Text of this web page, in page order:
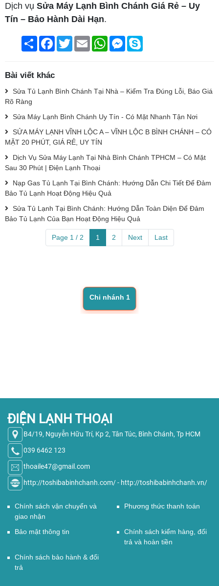
Dịch vụ Sửa Máy Lạnh Bình Chánh Giá Rẻ – Uy
Tín – Bảo Hành Dài Hạn.
Chia
sẻ
Facebook
TwitterEmail WhatsAppMessenger
Bài viết khác
Sửa Tủ Lạnh Bình Chánh Tại Nhà – Kiểm Tra Đúng Lỗi, Báo Giá
Rõ Ràng
Sửa Máy Lạnh Bình Chánh Uy Tín - Có Mặt Nhanh Tận Nơi
SỬA MÁY LẠNH VĨNH LỘC A – VĨNH LỘC B BÌNH CHÁNH – CÓ
MẶT 20 PHÚT, GIÁ RẺ, UY TÍN
Dịch Vụ Sửa Máy Lạnh Tại Nhà Bình Chánh TPHCM – Có Mặt
Sau 30 Phút | Điện Lạnh Thoại
Nạp Gas Tủ Lạnh Tại Bình Chánh: Hướng Dẫn Chi Tiết Để Đảm
Bảo Tủ Lạnh Hoạt Động Hiệu Quả
Sửa Tủ Lạnh Tại Bình Chánh: Hướng Dẫn Toàn Diện Để Đảm
Bảo Tủ Lạnh Của Bạn Hoạt Động Hiệu Quả
Page 1 / 2 1 2 Next Last
Chi nhánh 1
ĐIỆN LẠNH THOẠI
B4/19, Nguyễn Hữu Trí, Kp 2, Tân Túc, Bình Chánh, Tp HCM
039 6462 123
thoaile47@gmail.com
http://toshibabinhchanh.com/- http://toshibabinhchanh.vn/
Chính sách vận chuyển và
giao nhận
Phương thức thanh toán
Bảo mật thông tin
Chính sách kiểm hàng, đổi
trả và hoàn tiền
Chính sách bảo hành & đổi
trả